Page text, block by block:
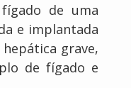
de uma
e implantada
grave,
de fígado e